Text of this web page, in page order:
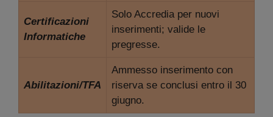
Certificazioni
Informatiche
Solo Accredia per nuovi
inserimenti; valide le
pregresse.
Abilitazioni/TFA
Ammesso inserimento con
riserva se conclusi entro il 30
giugno.